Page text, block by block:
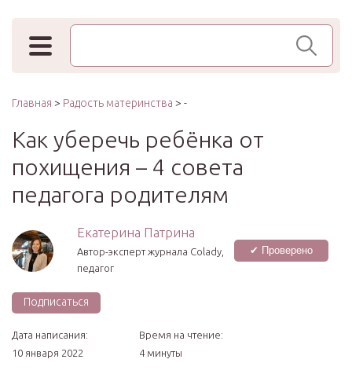
Поиск по сайту
Главная > Радость материнства > -
Как уберечь ребёнка от
похищения – 4 совета
педагога родителям
Екатерина Патрина
Автор-эксперт журнала Сolady,
педагог
✔ Проверено
Подписаться
Дата написания:
10 января 2022
Время на чтение:
4 минуты